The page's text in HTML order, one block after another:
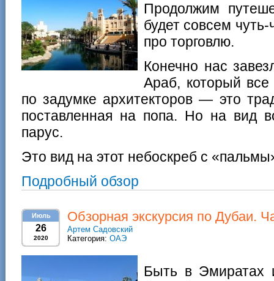
Продолжим
будет совсем
про торговлю.
Конечно нас
Араб, который
по задумке архитекторов — это
поставленная на попа. Но на вид
парус.
Это вид на этот небоскреб с
Подробный обзор
Июль
26
2020
Обзорная экскурсия по Дубаи.
Артем Садовский
Категория: ОАЭ
Быть в